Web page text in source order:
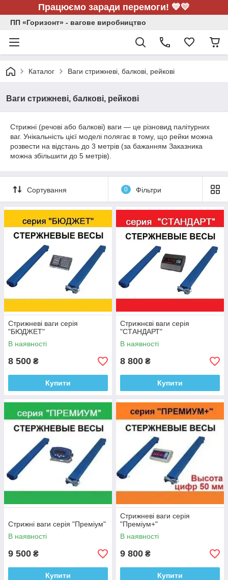
Працюємо заради перемоги! 💙💛
ПП «Горизонт» - вагове виробництво
Каталог Ваги стрижневі, балкові, рейкові
Ваги стрижневі, балкові, рейкові
Стрижні (речові або балкові) ваги — це різновид палітурних
ваг. Унікальність цієї моделі полягає в тому, що рейки можна
розвести на відстань до 3 метрів (за бажанням Заказника
можна збільшити до 5 метрів).
Сортування 0 Фільтри
Стрижневі ваги серія
"БЮДЖЕТ"
В наявності
8 500 ₴
Купити
Стрижнєві ваги серія
"СТАНДАРТ"
В наявності
8 800 ₴
Купити
Стрижні ваги серія "Преміум"
В наявності
9 500 ₴
Купити
Стрижневі ваги серія
"Преміум+"
В наявності
9 800 ₴
Купити